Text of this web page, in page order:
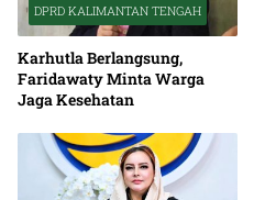
DPRD KALIMANTAN TENGAH
Karhutla Berlangsung,
Faridawaty Minta Warga
Jaga Kesehatan